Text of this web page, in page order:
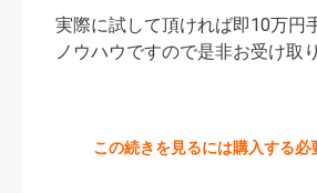
実際に試して頂ければ即10万円
ノウハウですので是非お受け取
この続きを見るには購入する必